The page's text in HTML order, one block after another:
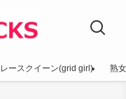
レースクイーン(grid girl) 熟